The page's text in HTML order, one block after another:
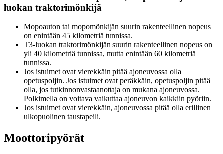
luokan traktorimönkijä
Mopoauton tai mopomönkijän suurin rakenteellinen nopeus
on enintään 45 kilometriä tunnissa.
T3-luokan traktorimönkijän suurin rakenteellinen nopeus on
yli 40 kilometriä tunnissa, mutta enintään 60 kilometriä
tunnissa.
Jos istuimet ovat vierekkäin pitää ajoneuvossa olla
opetuspoljin. Jos istuimet ovat peräkkäin, opetuspoljin pitää
olla, jos tutkinnonvastaanottaja on mukana ajoneuvossa.
Polkimella on voitava vaikuttaa ajoneuvon kaikkiin pyöriin.
Jos istuimet ovat vierekkäin, ajoneuvossa pitää olla erillinen
ulkopuolinen taustapeili.
Moottoripyörät